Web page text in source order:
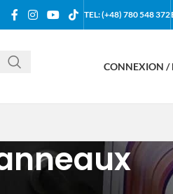
TEL: (+48) 780 548 372
CONNEXION /